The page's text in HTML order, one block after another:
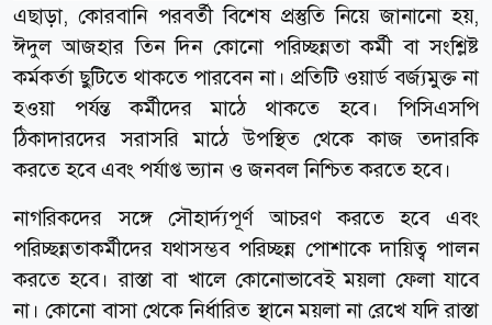
এছাড়া, কোরবানি পরবর্তী বিশেষ প্রস্তুতি নিয়ে জানানো হয়,
ঈদুল আজহার তিন দিন কোনো পরিচ্ছন্নতা কর্মী বা সংশ্লিষ্ট
কর্মকর্তা ছুটিতে থাকতে পারবেন না। প্রতিটি ওয়ার্ড বর্জ্যমুক্ত না
হওয়া পর্যন্ত কর্মীদের মাঠে থাকতে হবে। পিসিএসপি
ঠিকাদারদের সরাসরি মাঠে উপস্থিত থেকে কাজ তদারকি
করতে হবে এবং পর্যাপ্ত ভ্যান ও জনবল নিশ্চিত করতে হবে।
নাগরিকদের সঙ্গে সৌহার্দ্যপূর্ণ আচরণ করতে হবে এবং
পরিচ্ছন্নতাকর্মীদের যথাসম্ভব পরিচ্ছন্ন পোশাকে দায়িত্ব পালন
করতে হবে। রাস্তা বা খালে কোনোভাবেই ময়লা ফেলা যাবে
না। কোনো বাসা থেকে নির্ধারিত স্থানে ময়লা না রেখে যদি রাস্তা